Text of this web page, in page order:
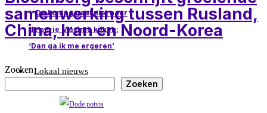
De koning gaat niet naar
de serie Máxima kijken:
‘Dan ga ik me ergeren’
Lokaal nieuws
samenwerking tussen Rusland,
China, Iran en Noord-Korea
Zoeken
Zoeken